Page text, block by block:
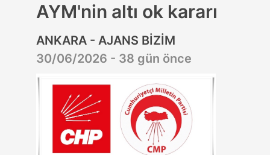
AYM'nin altı ok kararı
ANKARA - AJANS BİZİM
30/06/2026 - 38 gün önce